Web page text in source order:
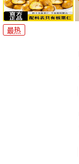
最热